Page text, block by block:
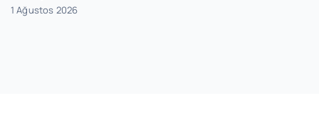
1 Ağustos 2026